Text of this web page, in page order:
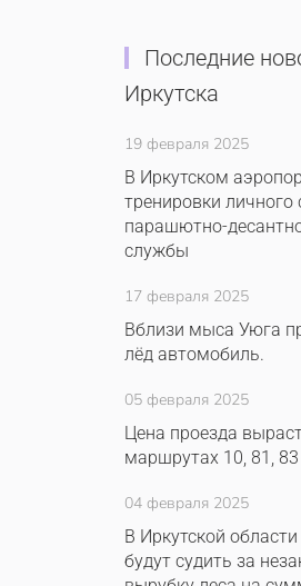
Последние
Иркутска
19 февраля 2025
В Иркутском
тренировки личного
парашютно-
службы
17 февраля 2025
Вблизи мыса Уюга
лёд автомобиль.
05 февраля 2025
Цена проезда
маршрутах 10, 81, 83
04 февраля 2025
В Иркутской
будут судить за